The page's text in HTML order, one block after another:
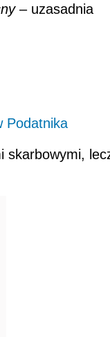
– uzasadnia
Podatnika
skarbowymi,